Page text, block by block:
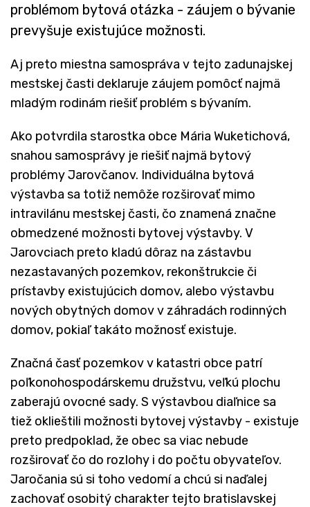
problémom bytová otázka - záujem o bývanie
prevyšuje existujúce možnosti.
Aj preto miestna samospráva v tejto zadunajskej
mestskej časti deklaruje záujem pomôcť najmä
mladým rodinám riešiť problém s bývaním.
Ako potvrdila starostka obce Mária Wuketichová,
snahou samosprávy je riešiť najmä bytový
problémy Jarovčanov. Individuálna bytová
výstavba sa totiž nemôže rozširovať mimo
intravilánu mestskej časti, čo znamená značne
obmedzené možnosti bytovej výstavby. V
Jarovciach preto kladú dôraz na zástavbu
nezastavaných pozemkov, rekonštrukcie či
prístavby existujúcich domov, alebo výstavbu
nových obytných domov v záhradách rodinných
domov, pokiaľ takáto možnosť existuje.
Značná časť pozemkov v katastri obce patrí
poľkonohospodárskemu družstvu, veľkú plochu
zaberajú ovocné sady. S výstavbou diaľnice sa
tiež oklieštili možnosti bytovej výstavby - existuje
preto predpoklad, že obec sa viac nebude
rozširovať čo do rozlohy i do počtu obyvateľov.
Jaročania sú si toho vedomí a chcú si naďalej
zachovať osobitý charakter tejto bratislavskej